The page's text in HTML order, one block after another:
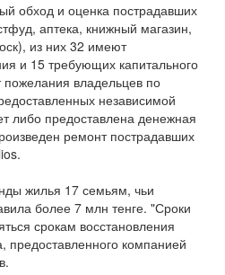
обход и оценка пострадавших
аптека, книжный магазин,
из них 32 имеют
и 15 требующих капитального
владельцев по
независимой
либо предоставлена денежная
ремонт пострадавших
жилья 17 семьям, чьи
более 7 млн тенге. "Сроки
срокам восстановления
предоставленного компанией